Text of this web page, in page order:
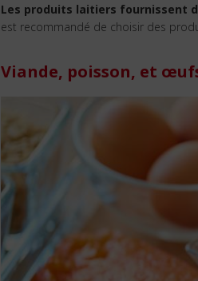
Les produits laitiers fournissent
est recommandé de choisir des
Viande, poisson, et